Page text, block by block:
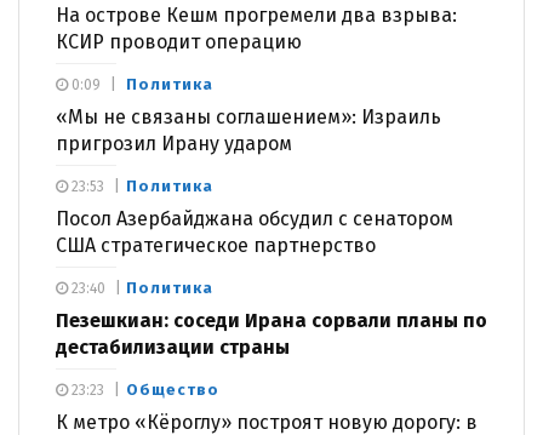
На острове Кешм прогремели два взрыва:
КСИР проводит операцию
Политика
«Мы не связаны соглашением»: Израиль
пригрозил Ирану ударом
0:09
Политика
Посол Азербайджана обсудил с сенатором
США стратегическое партнерство
23:53
Политика
Пезешкиан: соседи Ирана сорвали планы по
дестабилизации страны
23:40
Общество
К метро «Кёроглу» построят новую дорогу: в
23:23